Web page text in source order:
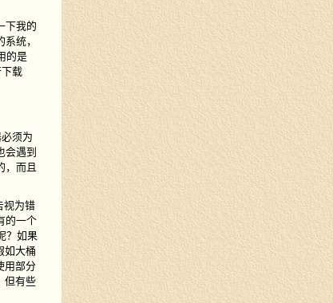
下我的
统，
的是
载
须为
会遇到
，而且
视为错
的一个
？如果
如大桶
用部分
但有些